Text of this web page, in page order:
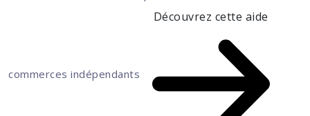
commerces indépendants
Découvrez cette aide